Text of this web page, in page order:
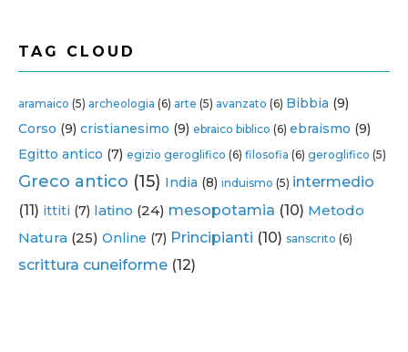
TAG CLOUD
aramaico (5) archeologia (6) arte (5) avanzato (6) Bibbia (9)
Corso (9) cristianesimo (9) ebraico biblico (6) ebraismo (9)
Egitto antico (7) egizio geroglifico (6) filosofia (6) geroglifico (5)
Greco antico (15) India (8) induismo (5) intermedio
(11) ittiti (7) latino (24) mesopotamia (10) Metodo
Natura (25) Online (7) Principianti (10) sanscrito (6)
scrittura cuneiforme (12)